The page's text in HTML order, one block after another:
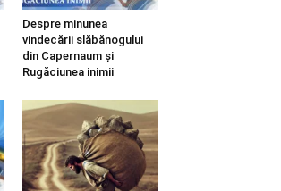
Despre minunea
vindecării slăbănogului
din Capernaum și
Rugăciunea inimii